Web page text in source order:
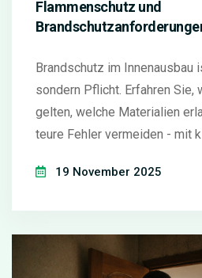
Flammenschutz und
müssen
Brandschutz im Innenausbau
sondern Pflicht. Erfahren Sie,
gelten, welche Materialien
teure Fehler vermeiden - mit
19 November 2025